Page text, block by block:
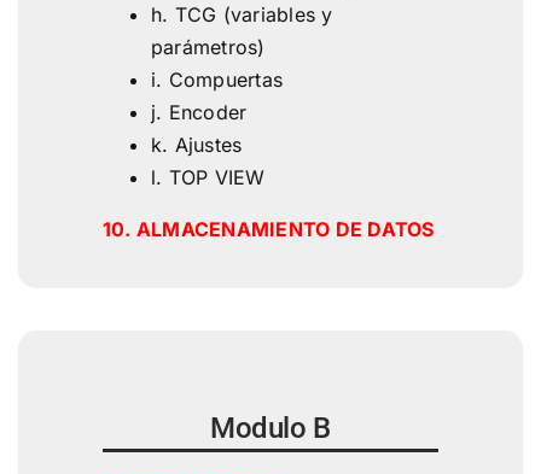
h. TCG (variables y
parámetros)
i. Compuertas
j. Encoder
k. Ajustes
l. TOP VIEW
10. ALMACENAMIENTO DE DATOS
Modulo B